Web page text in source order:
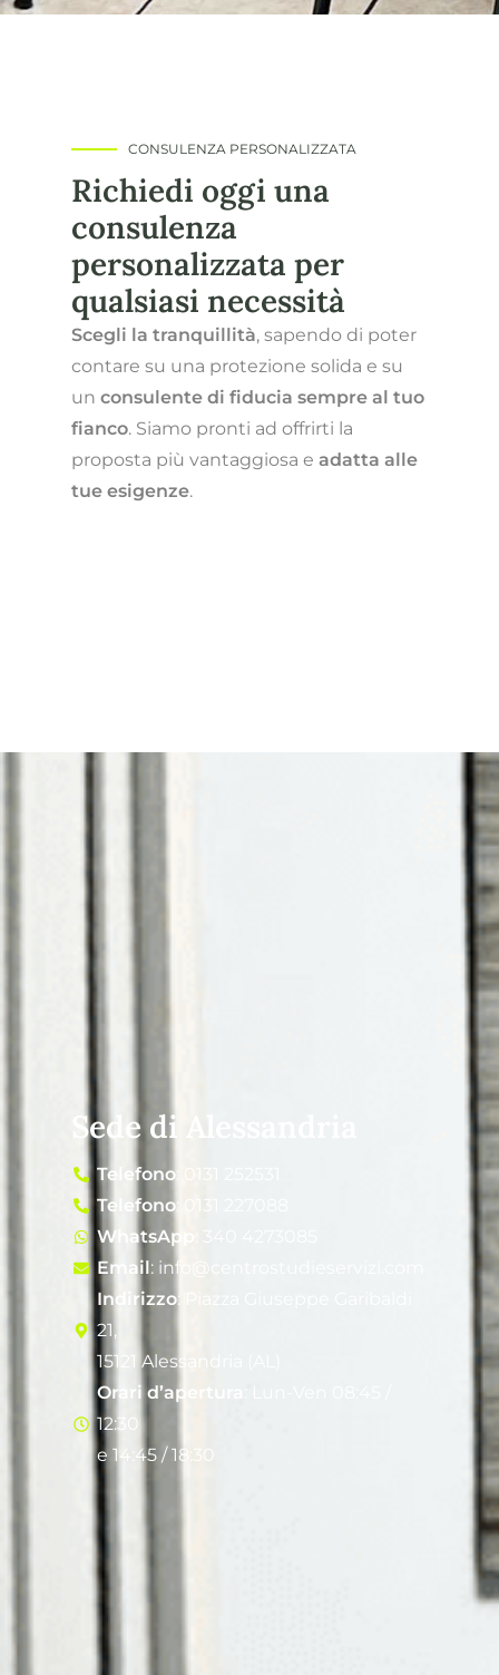
CONSULENZA PERSONALIZZATA
Richiedi oggi una
consulenza
personalizzata per
qualsiasi necessità
Scegli la tranquillità, sapendo di poter
contare su una protezione solida e su
un consulente di fiducia sempre al tuo
fianco. Siamo pronti ad offrirti la
proposta più vantaggiosa e adatta alle
tue esigenze.
Sede di Alessandria
Telefono: 0131 252531
Telefono: 0131 227088
WhatsApp
Email : info@centrostudieservizi.com
Indirizzo: Piazza Giuseppe Garibaldi
21,
15121 Alessandria (AL)
Orari d’apertura
12:30
e 14:45 / 18:30